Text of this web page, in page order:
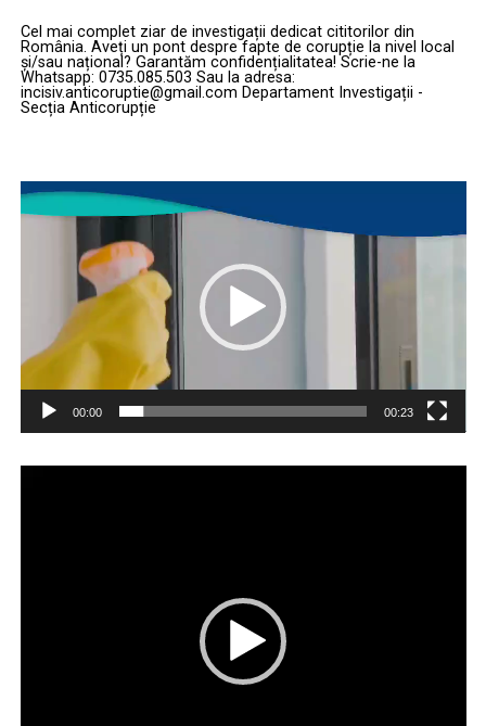
Cel mai complet ziar de investigații dedicat cititorilor din
România. Aveți un pont despre fapte de corupție la nivel local
și/sau național? Garantăm confidențialitatea! Scrie-ne la
Whatsapp: 0735.085.503 Sau la adresa:
incisiv.anticoruptie@gmail.com Departament Investigații -
Secția Anticorupție
Player
video
00:00 00:23
Player